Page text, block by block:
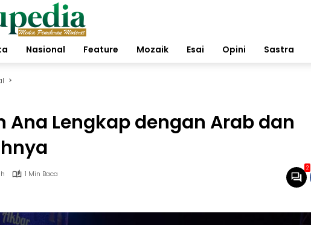
Nasional Feature Mozaik Esai Opini Sastra
Ana Lengkap dengan Arab dan
1 Min Baca
2